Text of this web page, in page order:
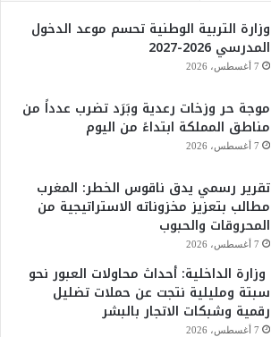
وزارة التربية الوطنية تحسم موعد الدخول
المدرسي 2026-2027
7 أغسطس، 2026
موجة حر وزخات رعدية وبَرَد تضرب عدداً من
مناطق المملكة ابتداءً من اليوم
7 أغسطس، 2026
تقرير رسمي يدق ناقوس الخطر: المغرب
مطالب بتعزيز مخزوناته الاستراتيجية من
المحروقات والحبوب
7 أغسطس، 2026
وزارة الداخلية: أحداث محاولات العبور نحو
سبتة ومليلية نتجت عن حملات تضليل
رقمية وشبكات الاتجار بالبشر
7 أغسطس، 2026